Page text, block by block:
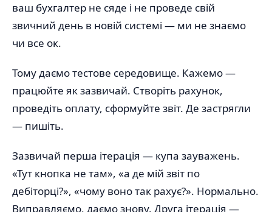
ваш бухгалтер не сяде і не проведе свій
звичний день в новій системі — ми не знаємо
чи все ок.
Тому даємо тестове середовище. Кажемо —
працюйте як зазвичай. Створіть рахунок,
проведіть оплату, сформуйте звіт. Де застрягли
— пишіть.
Зазвичай перша ітерація — купа зауважень.
«Тут кнопка не там», «а де мій звіт по
дебіторці?», «чому воно так рахує?». Нормально.
Виправляємо, даємо знову. Друга ітерація —